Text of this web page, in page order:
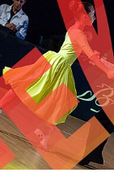
2,00 €